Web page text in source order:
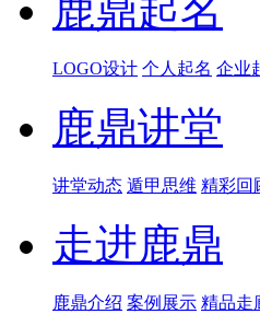
鹿鼎起名
LOGO设计 个人起名 企业
鹿鼎讲堂
讲堂动态 遁甲思维 精彩回
走进鹿鼎
鹿鼎介绍 案例展示 精品走